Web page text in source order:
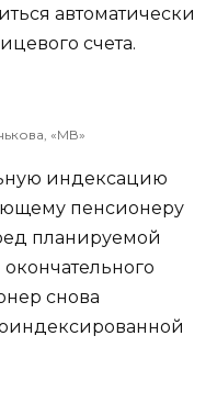
автоматически
счета.
«МВ»
индексацию
пенсионеру
планируемой
снова